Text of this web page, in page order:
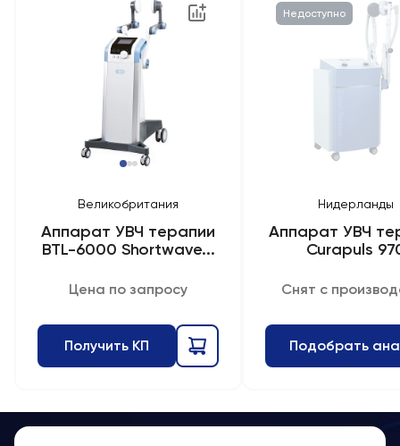
Аппарат УВЧ терапии
BTL-6000 Shortwave...
Великобритания
Цена по запросу
Получить КП
Недоступно
Аппарат УВЧ
Curapuls
Нидерланды
Снят с
Подобрать